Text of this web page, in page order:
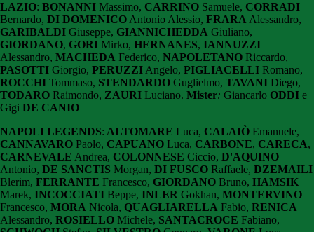
LAZIO: BONANNI Massimo, CARRINO Samuele, CORRADI
Bernardo, DI DOMENICO Antonio Alessio, FRARA Alessandro,
GARIBALDI Giuseppe, GIANNICHEDDA Giuliano,
GIORDANO, GORI Mirko, HERNANES, IANNUZZI
Alessandro, MACHEDA Federico, NAPOLETANO Riccardo,
PASOTTI Giorgio, PERUZZI Angelo, PIGLIACELLI Romano,
ROCCHI Tommaso, STENDARDO Guglielmo, TAVANI Diego,
TODARO Raimondo, ZAURI Luciano. Mister: Giancarlo ODDI e
Gigi DE CANIO
NAPOLI LEGENDS: ALTOMARE Luca, CALAIÒ Emanuele,
CANNAVARO Paolo, CAPUANO Luca, CARBONE, CARECA,
CARNEVALE Andrea, COLONNESE Ciccio, D'AQUINO
Antonio, DE SANCTIS Morgan, DI FUSCO Raffaele, DZEMAILI
Blerim, FERRANTE Francesco, GIORDANO Bruno, HAMSIK
Marek, INCOCCIATI Beppe, INLER Gokhan, MONTERVINO
Francesco, MORA Nicola, QUAGLIARELLA Fabio, RENICA
Alessandro, ROSIELLO Michele, SANTACROCE Fabiano,